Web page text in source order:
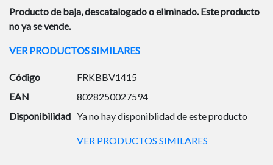
Producto de baja, descatalogado o eliminado. Este producto
no ya se vende.
VER PRODUCTOS SIMILARES
Código
FRKBBV1415
EAN
8028250027594
Disponibilidad Ya no hay disponiblidad de este producto
VER PRODUCTOS SIMILARES